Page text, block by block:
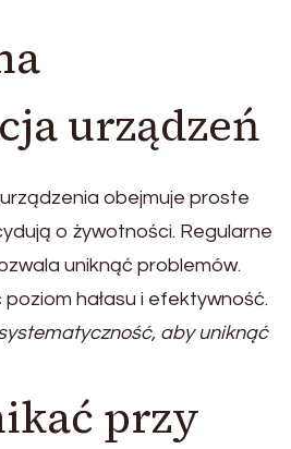
urządzeń
obejmuje proste
o żywotności. Regularne
uniknąć problemów.
hałasu i efektywność.
aby uniknąć
przy